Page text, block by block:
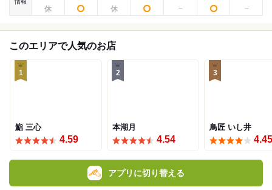
情報
このエリアで人気のお店
1
鮨 三心
4.59
2
本湖月
4.54
3
鳥匠 いし井
4.45
アプリに切り替える